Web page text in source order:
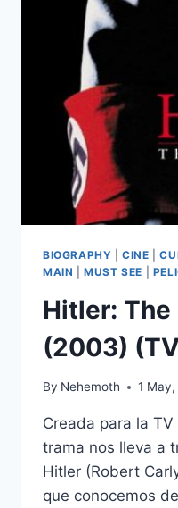
BIOGRAPHY |CINE |
MAIN |MUST SEE
Hitler: The
(2003)
By Nehemoth 1
Creada para la
trama nos lleva a
Hitler (Robert
que conocemos